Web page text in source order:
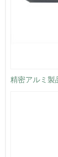
精密アルミ製